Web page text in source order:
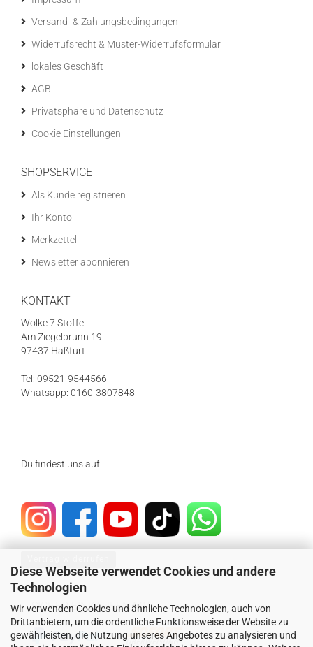
Diese Webseite verwendet Cookies und andere
Technologien
Wir verwenden Cookies und ähnliche Technologien, auch von
Drittanbietern, um die ordentliche Funktionsweise der Website zu
gewährleisten, die Nutzung unseres Angebotes zu analysieren und
Versand- & Zahlungsbedingungen
Widerrufsrecht & Muster-Widerrufsformular
lokales Geschäft
AGB
Privatsphäre und Datenschutz
Cookie Einstellungen
SHOPSERVICE
Als Kunde registrieren
Ihr Konto
Merkzettel
Newsletter abonnieren
KONTAKT
Wolke 7 Stoffe
Am Ziegelbrunn 19
97437 Haßfurt
Tel: 09521-9544566
Whatsapp: 0160-3807848
Du findest uns auf:
SICHER EINKAUFEN MIT